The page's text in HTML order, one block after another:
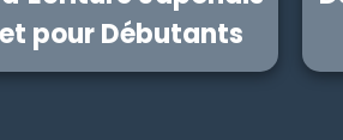
pour Débutants